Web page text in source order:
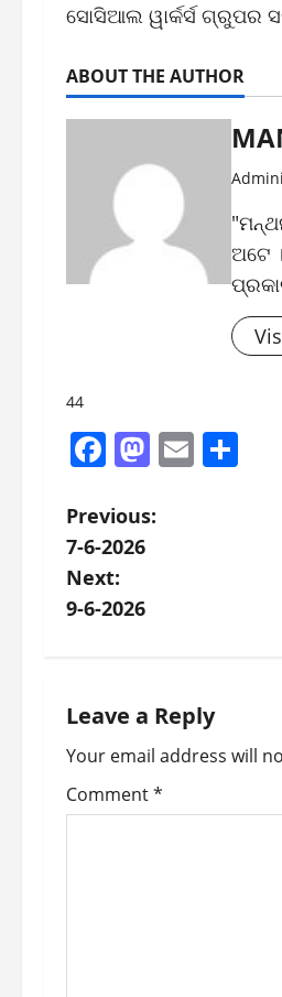
ସୋସିଆଲ ୱାର୍କର୍ସ ଗ୍ରୁପର
ABOUT THE AUTHOR
ଅଟେ
44
Facebook
Email
P
o
s
n
a
v
Previous:
7-6-2026
Next:
9-6-2026
Leave a Reply
Your email address will
Comment*